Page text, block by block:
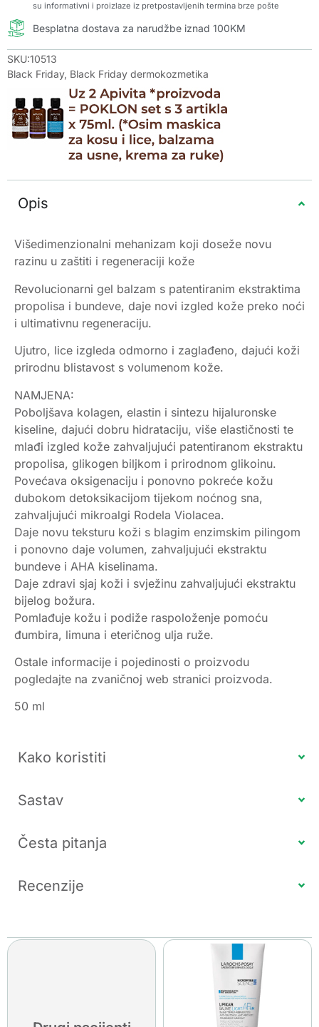
su informativni i proizlaze iz pretpostavljenih termina brze pošte
Besplatna dostava za narudžbe iznad 100KM
SKU:10513
Black Friday, Black Friday dermokozmetika
Opis
Višedimenzionalni mehanizam koji doseže novu
razinu u zaštiti i regeneraciji kože
Revolucionarni gel balzam s patentiranim ekstraktima
propolisa i bundeve, daje novi izgled kože preko noći
i ultimativnu regeneraciju.
Ujutro, lice izgleda odmorno i zaglađeno, dajući koži
prirodnu blistavost s volumenom kože.
NAMJENA:
Poboljšava kolagen, elastin i sintezu hijaluronske
kiseline, dajući dobru hidrataciju, više elastičnosti te
mlađi izgled kože zahvaljujući patentiranom ekstraktu
propolisa, glikogen biljkom i prirodnom glikoinu.
Povećava oksigenaciju i ponovno pokreće kožu
dubokom detoksikacijom tijekom noćnog sna,
zahvaljujući mikroalgi Rodela Violacea.
Daje novu teksturu koži s blagim enzimskim pilingom
i ponovno daje volumen, zahvaljujući ekstraktu
bundeve i AHA kiselinama.
Daje zdravi sjaj koži i svježinu zahvaljujući ekstraktu
bijelog božura.
Pomlađuje kožu i podiže raspoloženje pomoću
đumbira, limuna i eteričnog ulja ruže.
Ostale informacije i pojedinosti o proizvodu
pogledajte na zvaničnoj web stranici proizvoda.
50 ml
Kako koristiti
Sastav
Česta pitanja
Recenzije